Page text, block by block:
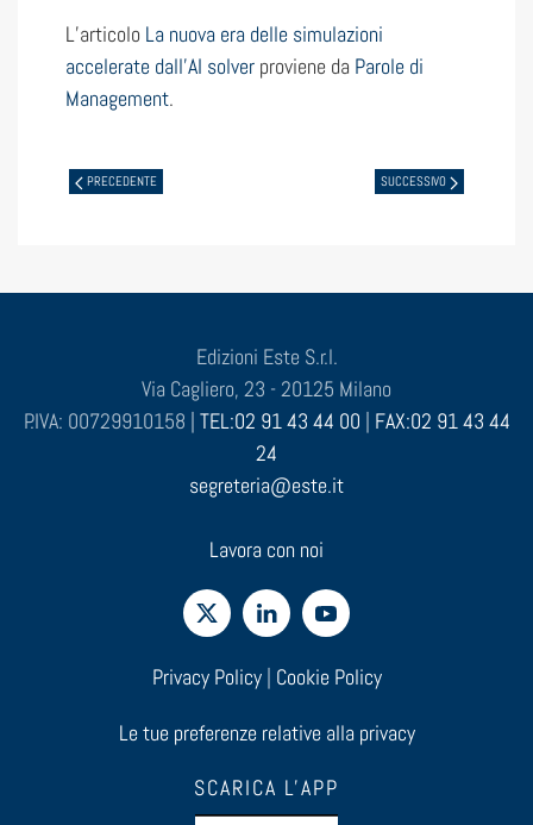
L’articolo La nuova era delle simulazioni
accelerate dall’AI solver proviene da Parole di
Management.
PRECEDENTE SUCCESSIVO
Edizioni Este S.r.l.
Via Cagliero, 23 - 20125 Milano
P.IVA: 00729910158 | TEL:02 91 43 44 00 | FAX:02 91 43 44
24
segreteria@este.it
Lavora con noi
Privacy Policy| Cookie Policy
Le tue preferenze relative alla privacy
SCARICA L'APP